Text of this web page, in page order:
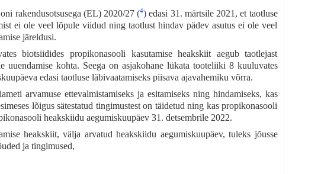
rakendusotsusega (EL) 2020/27(4) edasi 31. märtsile 2021, et taotluse
ei ole veel lõpule viidud ning taotlust hindav pädev asutus ei ole veel
järeldusi.
biotsiidides propikonasooli kasutamise heakskiit aegub taotlejast
uuendamise kohta. Seega on asjakohane lükata tooteliiki 8 kuuluvates
edasi taotluse läbivaatamiseks piisava ajavahemiku võrra.
arvamuse ettevalmistamiseks ja esitamiseks ning hindamiseks, kas
lõigus sätestatud tingimustest on täidetud ning kas propikonasooli
heakskiidu aegumiskuupäev 31. detsembrile 2022.
heakskiit, välja arvatud heakskiidu aegumiskuupäev, tuleks jõusse
ja tingimused,